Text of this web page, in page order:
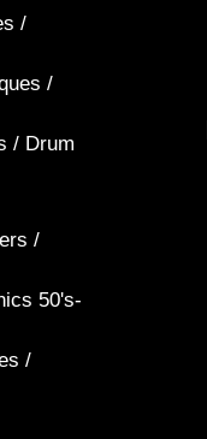
/
/
/ Drum
/
50's-
/